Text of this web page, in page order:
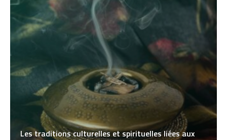
Les traditions culturelles et spirituelles liées aux